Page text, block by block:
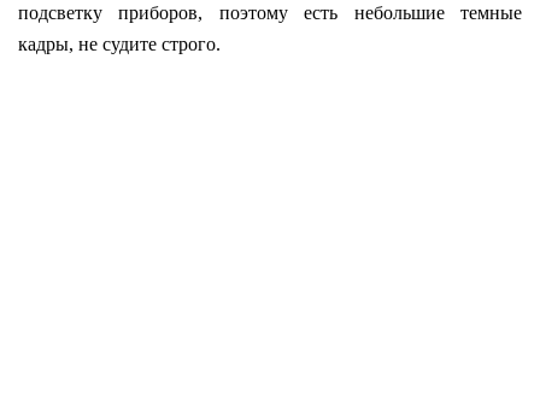
подсветку приборов, поэтому есть небольшие темные
кадры, не судите строго.